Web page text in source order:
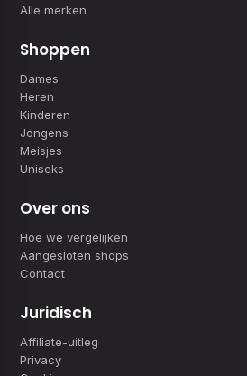
Alle merken
Shoppen
Dames
Heren
Kinderen
Jongens
Meisjes
Uniseks
Over ons
Hoe we vergelijken
Aangesloten shops
Contact
Juridisch
Affiliate-uitleg
Privacy